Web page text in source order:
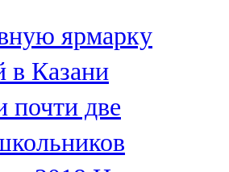
ярмарку
в Казани
почти две